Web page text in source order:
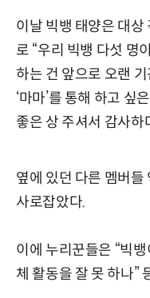
이날 빅뱅 태양은 대
로 “우리 빅뱅 다섯 명
하는 건 앞으로 오랜
‘마마’를 통해 하고 싶
좋은 상 주셔서 감사하
옆에 있던 다른 멤버
사로잡았다.
이에 누리꾼들은 “빅
체 활동을 잘 못 하나”